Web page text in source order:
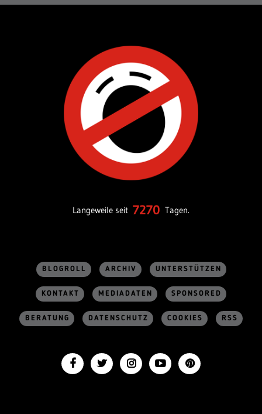
Langeweile seit 7270 Tagen.
BLOGROLL ARCHIV UNTERSTÜTZEN
KONTAKT MEDIADATEN SPONSORED
BERATUNG DATENSCHUTZ COOKIES RSS